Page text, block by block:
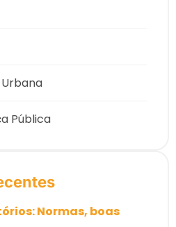
Pública
Normas, boas